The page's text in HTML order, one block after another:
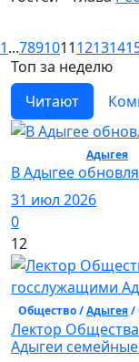
1...7891011121314
Топ за неделю
Читают
Адыгея/
В Адыгее
31 июл 2026
0
12
Общество /Адыгея/
Лектор
Адыгеи